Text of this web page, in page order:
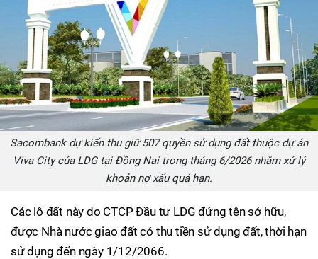
Sacombank dự kiến thu giữ 507 quyền sử dụng đất thuộc dự án
Viva City của LDG tại Đồng Nai trong tháng 6/2026 nhằm xử lý
khoản nợ xấu quá hạn.
Các lô đất này do CTCP Đầu tư LDG đứng tên sở hữu,
được Nhà nước giao đất có thu tiền sử dụng đất, thời hạn
sử dụng đến ngày 1/12/2066.